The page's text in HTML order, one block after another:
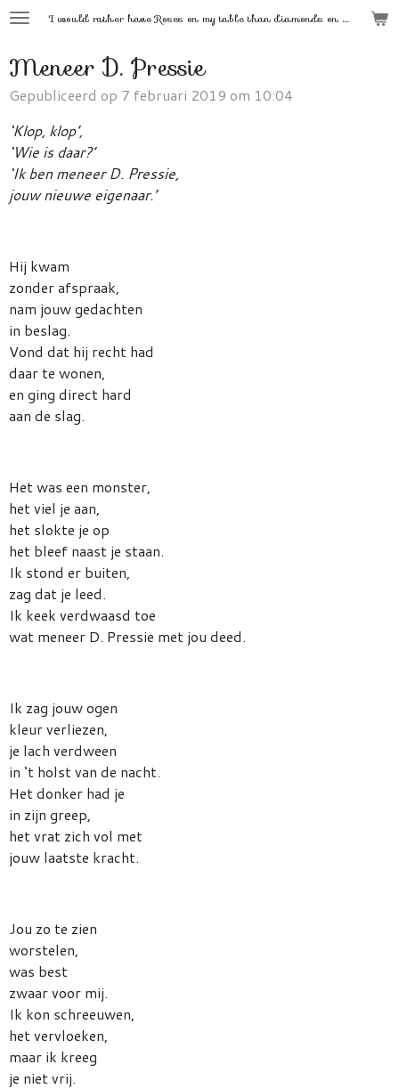
Ga
naar
hoofdinhoud
'
I would rather have Roses on my table than diamonds on my neck.'
Meneer D. Pressie
Gepubliceerd op 7 februari 2019 om 10:04
‘Klop, klop’,
‘Wie is daar?’
‘Ik ben meneer D. Pressie,
jouw nieuwe eigenaar.’
Hij kwam
zonder afspraak,
nam jouw gedachten
in beslag.
Vond dat hij recht had
daar te wonen,
en ging direct hard
aan de slag.
Het was een monster,
het viel je aan,
het slokte je op
het bleef naast je staan.
Ik stond er buiten,
zag dat je leed.
Ik keek verdwaasd toe
wat meneer D. Pressie met jou deed.
Ik zag jouw ogen
kleur verliezen,
je lach verdween
in ‘t holst van de nacht.
Het donker had je
in zijn greep,
het vrat zich vol met
jouw laatste kracht.
Jou zo te zien
worstelen,
was best
zwaar voor mij.
Ik kon schreeuwen,
het vervloeken,
maar ik kreeg
je niet vrij.